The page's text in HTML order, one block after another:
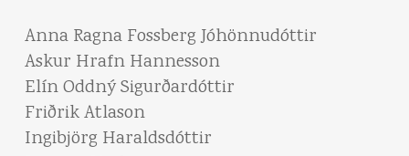
Anna Ragna Fossberg Jóhönnudóttir
Askur Hrafn Hannesson
Elín Oddný Sigurðardóttir
Friðrik Atlason
Ingibjörg Haraldsdóttir